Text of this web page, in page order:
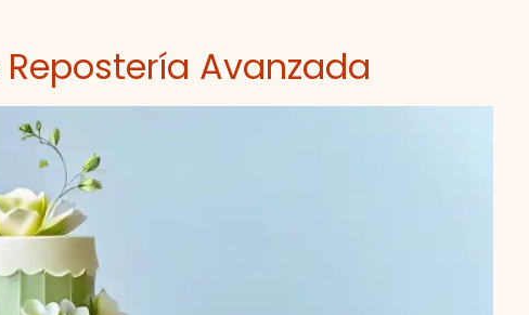
Avanzada